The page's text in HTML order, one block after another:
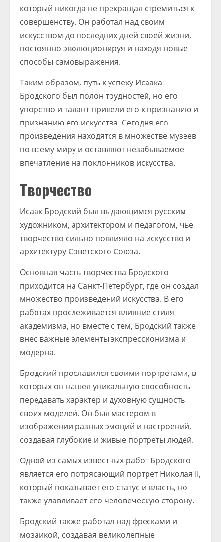
который никогда не прекращал стремиться к
совершенству. Он работал над своим
искусством до последних дней своей жизни,
постоянно эволюционируя и находя новые
способы самовыражения.
Таким образом, путь к успеху Исаака
Бродского был полон трудностей, но его
упорство и талант привели его к признанию и
признанию его искусства. Сегодня его
произведения находятся в множестве музеев
по всему миру и оставляют незабываемое
впечатление на поклонников искусства.
Творчество
Исаак Бродский был выдающимся русским
художником, архитектором и педагогом, чье
творчество сильно повлияло на искусство и
архитектуру Советского Союза.
Основная часть творчества Бродского
приходится на Санкт-Петербург, где он создал
множество произведений искусства. В его
работах прослеживается влияние стиля
академизма, но вместе с тем, Бродский также
внес важные элементы экспрессионизма и
модерна.
Бродский прославился своими портретами, в
которых он нашел уникальную способность
передавать характер и духовную сущность
своих моделей. Он был мастером в
изображении разных эмоций и настроений,
создавая глубокие и живые портреты людей.
Одной из самых известных работ Бродского
является его потрясающий портрет Николая II,
который показывает его статус и власть, но
также улавливает его человеческую сторону.
Бродский также работал над фресками и
мозаикой, создавая великолепные